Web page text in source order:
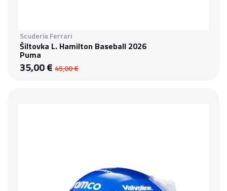
Scuderia Ferrari
Šiltovka L. Hamilton Baseball 2026
Puma
35,00 € 45,00 €